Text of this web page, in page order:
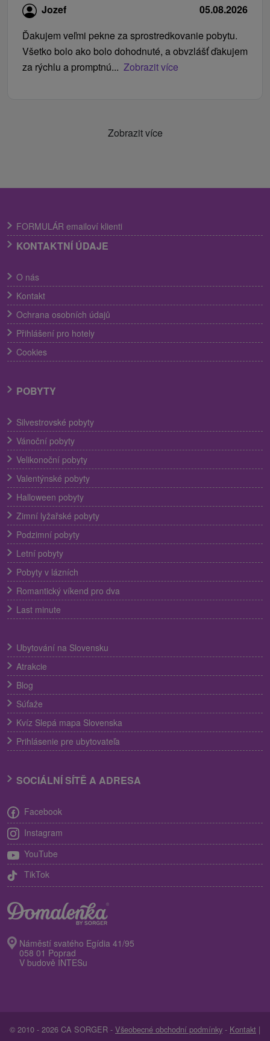
Jozef
05.08.2026
Ďakujem veľmi pekne za sprostredkovanie pobytu.
Všetko bolo ako bolo dohodnuté, a obvzlášť ďakujem
za rýchlu a promptnú... Zobrazit více
Zobrazit více
FORMULÁR emailoví klienti
KONTAKTNÍ ÚDAJE
O nás
Kontakt
Ochrana osobních údajů
Přihlášení pro hotely
Cookies
POBYTY
Silvestrovské pobyty
Vánoční pobyty
Velikonoční pobyty
Valentýnské pobyty
Halloween pobyty
Zimní lyžařské pobyty
Podzimní pobyty
Letní pobyty
Pobyty v lázních
Romantický víkend pro dva
Last minute
Ubytování na Slovensku
Atrakcie
Blog
Súťaže
Kvíz Slepá mapa Slovenska
Prihlásenie pre ubytovateľa
SOCIÁLNÍ SÍTĚ A ADRESA
Facebook
Instagram
YouTube
TikTok
Náměstí svatého Egídia 41/95
058 01 Poprad
V budově INTESu
© 2010 - 2026 CA SORGER - Všeobecné obchodní podmínky - Kontakt |